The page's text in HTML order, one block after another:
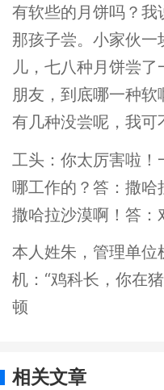
有软些的月饼吗？
那孩子尝。小家伙
儿，七八种月饼尝
朋友，到底哪一种
有几种没尝呢，我可
工头：你太厉害啦
哪工作的？答：撒
撒哈拉沙漠啊！答：
本人姓朱，管理单
机：“鸡科长，你在
顿
相关文章